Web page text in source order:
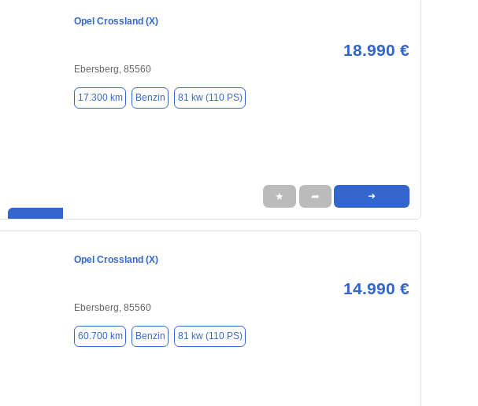
Opel Crossland (X)
18.990 €
Ebersberg, 85560
17.300 km Benzin 81 kw (110 PS)
★ ➦ ➜
Opel Crossland (X)
14.990 €
Ebersberg, 85560
60.700 km Benzin 81 kw (110 PS)